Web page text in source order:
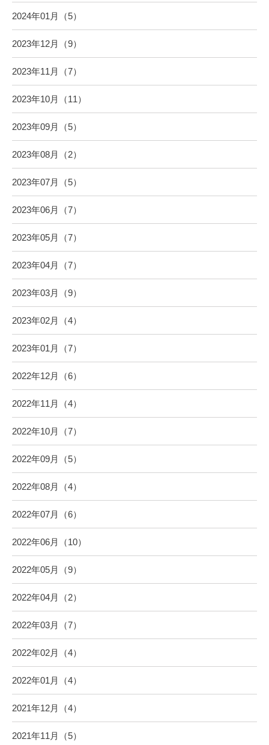
2024年01月（5）
2023年12月（9）
2023年11月（7）
2023年10月（11）
2023年09月（5）
2023年08月（2）
2023年07月（5）
2023年06月（7）
2023年05月（7）
2023年04月（7）
2023年03月（9）
2023年02月（4）
2023年01月（7）
2022年12月（6）
2022年11月（4）
2022年10月（7）
2022年09月（5）
2022年08月（4）
2022年07月（6）
2022年06月（10）
2022年05月（9）
2022年04月（2）
2022年03月（7）
2022年02月（4）
2022年01月（4）
2021年12月（4）
2021年11月（5）